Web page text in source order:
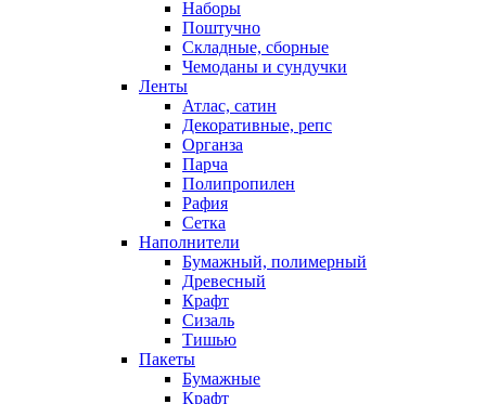
Наборы
Поштучно
Складные, сборные
Чемоданы и сундучки
Ленты
Атлас, сатин
Декоративные, репс
Органза
Парча
Полипропилен
Рафия
Сетка
Наполнители
Бумажный, полимерный
Древесный
Крафт
Сизаль
Тишью
Пакеты
Бумажные
Крафт